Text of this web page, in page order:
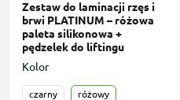
Zestaw do laminacji rzęs i
brwi PLATINUM – różowa
paleta silikonowa +
pędzelek do liftingu
Kolor
czarny różowy